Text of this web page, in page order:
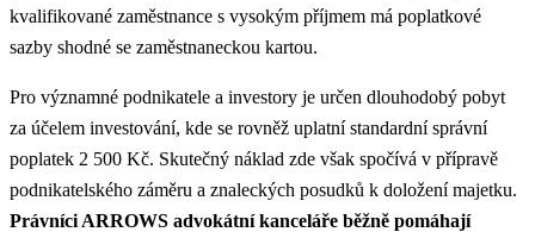
kvalifikované zaměstnance s vysokým příjmem má poplatkové
sazby shodné se zaměstnaneckou kartou.
Pro významné podnikatele a investory je určen dlouhodobý pobyt
za účelem investování, kde se rovněž uplatní standardní správní
poplatek 2 500 Kč. Skutečný náklad zde však spočívá v přípravě
podnikatelského záměru a znaleckých posudků k doložení majetku.
Právníci ARROWS advokátní kanceláře běžně pomáhají